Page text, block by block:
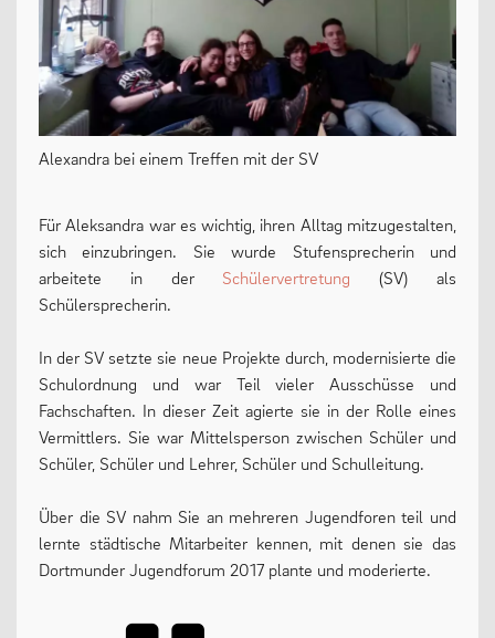
Alexandra bei einem Treffen mit der SV
Für Aleksandra war es wichtig, ihren Alltag mitzugestalten,
sich einzubringen. Sie wurde Stufensprecherin und
arbeitete in der Schülervertretung(SV) als
Schülersprecherin.
In der SV setzte sie neue Projekte durch, modernisierte die
Schulordnung und war Teil vieler Ausschüsse und
Fachschaften. In dieser Zeit agierte sie in der Rolle eines
Vermittlers. Sie war Mittelsperson zwischen Schüler und
Schüler, Schüler und Lehrer, Schüler und Schulleitung.
Über die SV nahm Sie an mehreren Jugendforen teil und
lernte städtische Mitarbeiter kennen, mit denen sie das
Dortmunder Jugendforum 2017 plante und moderierte.